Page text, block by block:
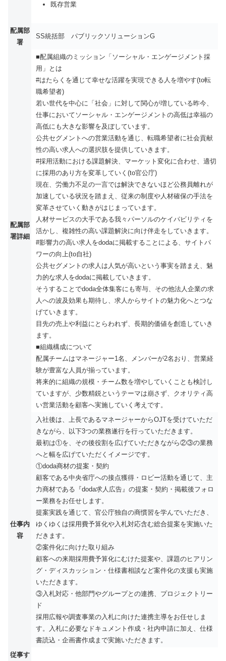
既存営業
配属部
署
SS統括部 パブリックソリューションG
配属部
署詳細
■配属組織のミッション「ソーシャル・エンゲージメント採
用」とは
#はたらくを通じて幸せな活躍を実現できる人を増やす(to転
職希望者)
若い世代を中心に「社会」に対して関心が増している昨今、
仕事においてソーシャル・エンゲージメントの高低は幸福の
高低にも大きな影響を及ぼしています。
公共セグメントへの営業活動を通じ、転職希望者に社会貢献
性の高い求人への選択肢を提供していきます。
#採用活動における課題解決、マーケット変化に合わせ、適切
に採用のあり方を変革していく(to官公庁)
現在、労働力不足の一言では解決できないほど公務員離れが
加速している状況を踏まえ、従来の制度や人材確保の手法を
変革させていく動きがはじまっています。
人材サービスの大手である我々パーソルのケイパビリティを
活かし、複雑性の高い課題解決に向け伴走をしていきます。
#影響力の高い求人をdodaに掲載することによる、サイトパ
ワーの向上(to自社)
公共セグメントの求人は人気が高いという事実を踏まえ、魅
力的な求人をdodaに掲載していきます。
そうすることでdoda全体集客にも寄与、その他法人企業の求
人への波及効果も期待し、求人からサイトの魅力化へとつな
げていきます。
目先の売上や利益にとらわれず、長期的価値を創造していき
ます。
■組織構成について
配属チームはマネージャー1名、メンバーが2名おり、営業経
験が豊富な人員が揃っています。
将来的に組織の規模・チーム数を増やしていくことも検討し
ていますが、少数精鋭というテーマは崩さず、クオリティ高
い営業活動を顧客へ実施していく考えです。
仕事内
容
入社後は、上長であるマネージャーからOJTを受けていただ
きながら、以下3つの業務遂行を行っていただきます。
最初は①を、その後役割を広げていただきながら②③の業務
へと幅を広げていただくイメージです。
①doda商材の提案・契約
顧客である中央省庁への接点獲得・ロビー活動を通じて、主
力商材である『doda求人広告』の提案・契約・掲載後フォロ
ー業務をお任せします。
提案実践を通じて、官公庁独自の商慣習を学んでいただき、
ゆくゆくは採用費予算化や入札対応含む総合提案を実施いた
だきます。
②案件化に向けた取り組み
顧客への来期採用費予算化にむけた提案や、課題のヒアリン
グ・ディスカッション・仕様書相談など案件化の支援も実施
いただきます。
③入札対応・他部門やグループとの連携、プロジェクトリー
ド
採用広報や調査事業の入札に向けた連携主導をお任せしま
す。入札に必要なドキュメント作成・社内申請に加え、仕様
書読込・企画書作成まで実施いただきます。
従事す